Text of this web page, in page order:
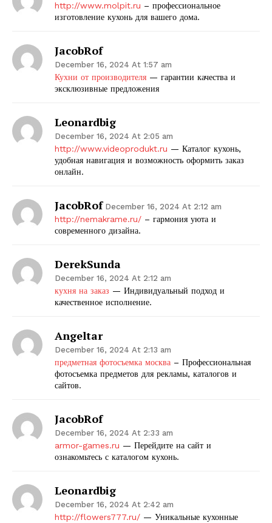
http://www.molpit.ru – профессиональное
изготовление кухонь для вашего дома.
JacobRof
December 16, 2024 At 1:57 am
Кухни от производителя — гарантии качества и
эксклюзивные предложения
Leonardbig
December 16, 2024 At 2:05 am
http://www.videoprodukt.ru — Каталог кухонь,
удобная навигация и возможность оформить заказ
онлайн.
JacobRof December 16, 2024 At 2:12 am
http://nemakrame.ru/ – гармония уюта и
современного дизайна.
DerekSunda
December 16, 2024 At 2:12 am
кухня на заказ — Индивидуальный подход и
качественное исполнение.
Angeltar
December 16, 2024 At 2:13 am
предметная фотосъемка москва – Профессиональная
фотосъемка предметов для рекламы, каталогов и
сайтов.
JacobRof
December 16, 2024 At 2:33 am
armor-games.ru — Перейдите на сайт и
ознакомьтесь с каталогом кухонь.
Leonardbig
December 16, 2024 At 2:42 am
http://flowers777.ru/ — Уникальные кухонные